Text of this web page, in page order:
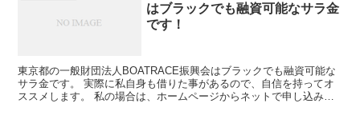
はブラックでも融資可能なサラ金
です！
東京都の一般財団法人BOATRACE振興会はブラックでも融資可能な
サラ金です。 実際に私自身も借りた事があるので、自信を持ってオ
ススメします。 私の場合は、ホームページからネットで申し込みし